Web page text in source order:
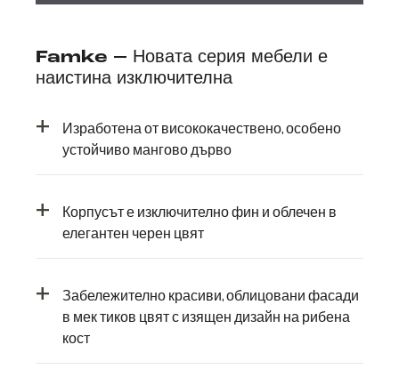
Famke – Новата серия мебели е
наистина изключителна
+
Изработена от висококачествено, особено
устойчиво мангово дърво
+
Корпусът е изключително фин и облечен в
елегантен черен цвят
+
Забележително красиви, облицовани фасади
в мек тиков цвят с изящен дизайн на рибена
кост